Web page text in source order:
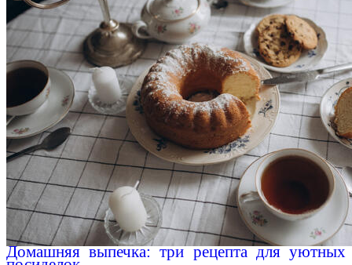
Домашняя выпечка: три рецепта для уютных